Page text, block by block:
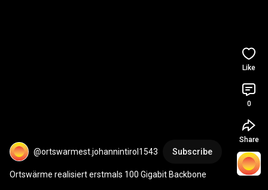
@ortswarmest.johannintirol1543 Subscribe
Ortswärme realisiert erstmals 100 Gigabit Backbone
Like
0
Share